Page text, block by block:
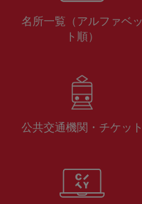
名所一覧（アルファベッ
ト順）
公共交通機関・チケット